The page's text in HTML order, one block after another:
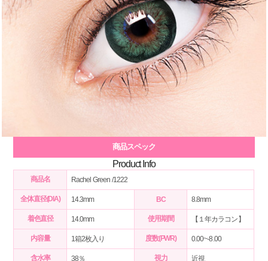
商品スペック
Product Info
商品名 Rachel Green /1222
全体直径(DIA) 14.3mm BC 8.8mm
着色直径 14.0mm 使用期間 【１年カラコン】
内容量 1箱2枚入り 度数(PWR) 0.00~-8.00
含水率 38％ 視力 近視